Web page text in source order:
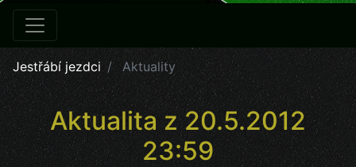
Jestřábí jezdci Aktuality
Aktualita z 20.5.2012
23:59